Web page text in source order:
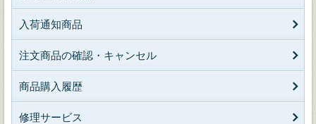
入荷通知商品
注文商品の確認・キャンセル
商品購入履歴
修理サービス